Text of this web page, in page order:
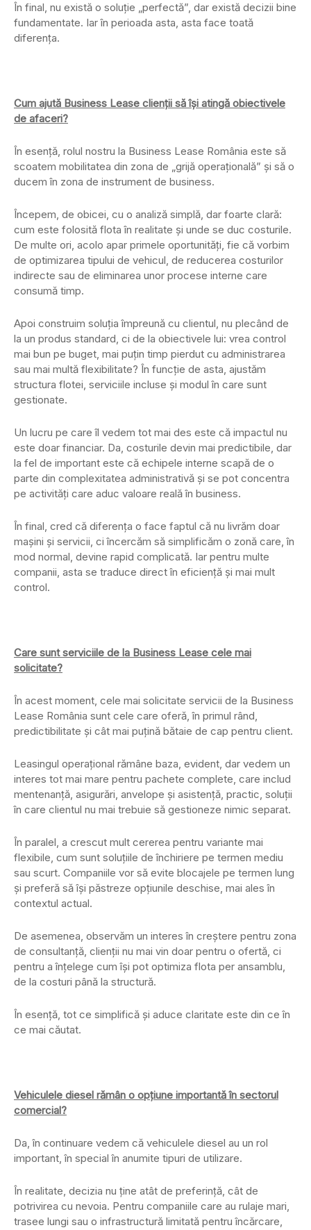
În final, nu există o soluție „perfectă”, dar există decizii bine
fundamentate. Iar în perioada asta, asta face toată
diferența.
Cum ajută Business Lease clienții să își atingă obiectivele
de afaceri?
În esență, rolul nostru la Business Lease România este să
scoatem mobilitatea din zona de „grijă operațională” și să o
ducem în zona de instrument de business.
Începem, de obicei, cu o analiză simplă, dar foarte clară:
cum este folosită flota în realitate și unde se duc costurile.
De multe ori, acolo apar primele oportunități, fie că vorbim
de optimizarea tipului de vehicul, de reducerea costurilor
indirecte sau de eliminarea unor procese interne care
consumă timp.
Apoi construim soluția împreună cu clientul, nu plecând de
la un produs standard, ci de la obiectivele lui: vrea control
mai bun pe buget, mai puțin timp pierdut cu administrarea
sau mai multă flexibilitate? În funcție de asta, ajustăm
structura flotei, serviciile incluse și modul în care sunt
gestionate.
Un lucru pe care îl vedem tot mai des este că impactul nu
este doar financiar. Da, costurile devin mai predictibile, dar
la fel de important este că echipele interne scapă de o
parte din complexitatea administrativă și se pot concentra
pe activități care aduc valoare reală în business.
În final, cred că diferența o face faptul că nu livrăm doar
mașini și servicii, ci încercăm să simplificăm o zonă care, în
mod normal, devine rapid complicată. Iar pentru multe
companii, asta se traduce direct în eficiență și mai mult
control.
Care sunt serviciile de la Business Lease cele mai
solicitate?
În acest moment, cele mai solicitate servicii de la Business
Lease România sunt cele care oferă, în primul rând,
predictibilitate și cât mai puțină bătaie de cap pentru client.
Leasingul operațional rămâne baza, evident, dar vedem un
interes tot mai mare pentru pachete complete, care includ
mentenanță, asigurări, anvelope și asistență, practic, soluții
în care clientul nu mai trebuie să gestioneze nimic separat.
În paralel, a crescut mult cererea pentru variante mai
flexibile, cum sunt soluțiile de închiriere pe termen mediu
sau scurt. Companiile vor să evite blocajele pe termen lung
și preferă să își păstreze opțiunile deschise, mai ales în
contextul actual.
De asemenea, observăm un interes în creștere pentru zona
de consultanță, clienții nu mai vin doar pentru o ofertă, ci
pentru a înțelege cum își pot optimiza flota per ansamblu,
de la costuri până la structură.
În esență, tot ce simplifică și aduce claritate este din ce în
ce mai căutat.
Vehiculele diesel rămân o opțiune importantă în sectorul
comercial?
Da, în continuare vedem că vehiculele diesel au un rol
important, în special în anumite tipuri de utilizare.
În realitate, decizia nu ține atât de preferință, cât de
potrivirea cu nevoia. Pentru companiile care au rulaje mari,
trasee lungi sau o infrastructură limitată pentru încărcare,